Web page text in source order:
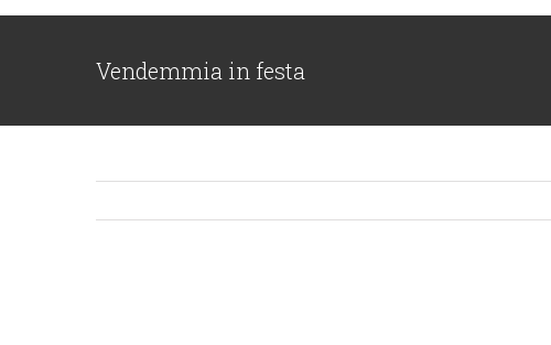
Vendemmia in festa